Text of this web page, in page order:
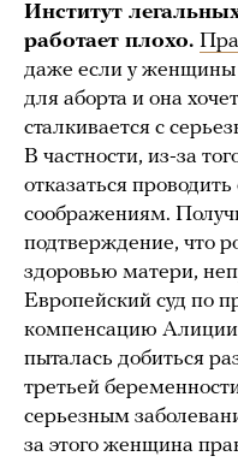
Институт
работает плохо.
даже если у женщины
для аборта и она
сталкивается с
В частности, из-за
отказаться
соображениям.
подтверждение, что
здоровью матери,
Европейский суд по
компенсацию
пыталась добиться
третьей
серьезным
за этого женщина